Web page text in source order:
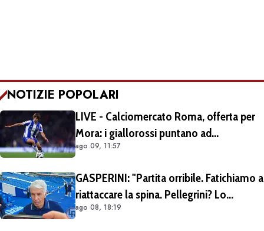
NOTIZIE POPOLARI
LIVE - Calciomercato Roma, offerta per
Mora: i giallorossi puntano ad
acquistarlo a titolo definitivo.
ago 09, 11:57
GASPERINI: "Partita orribile. Fatichiamo a
riattaccare la spina. Pellegrini? Lo
rivedremo in campo tra un mese.
ago 08, 18:19